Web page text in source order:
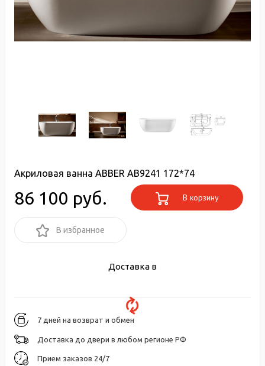
Акриловая ванна ABBER AB9241 172*74
86 100 руб. В корзину
В избранное
Доставка в
7 дней на возврат и обмен
Доставка до двери в любом регионе РФ
Прием заказов 24/7